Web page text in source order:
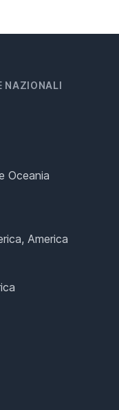
NAZIONALI
Oceania
America